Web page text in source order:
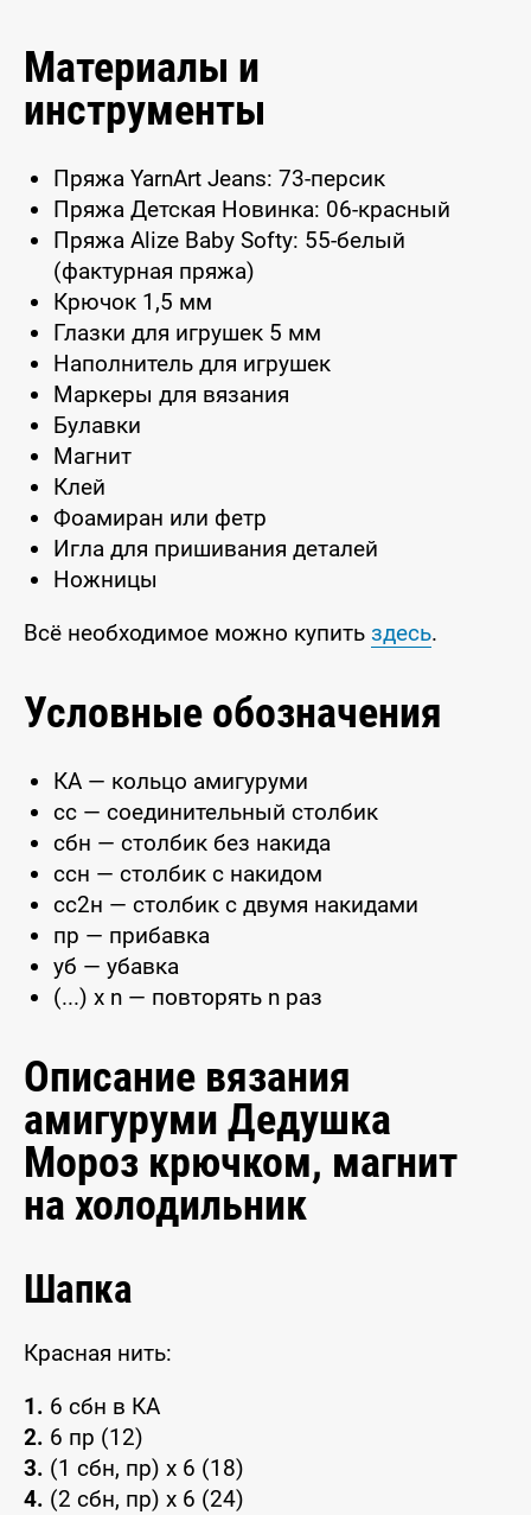
Материалы и
инструменты
Пряжа YarnArt Jeans: 73-персик
Пряжа Детская Новинка: 06-красный
Пряжа Alize Baby Softy: 55-белый
(фактурная пряжа)
Крючок 1,5 мм
Глазки для игрушек 5 мм
Наполнитель для игрушек
Маркеры для вязания
Булавки
Магнит
Клей
Фоамиран или фетр
Игла для пришивания деталей
Ножницы
Всё необходимое можно купить здесь.
Условные обозначения
КА — кольцо амигуруми
сс — соединительный столбик
сбн — столбик без накида
ссн — столбик с накидом
сс2н — столбик с двумя накидами
пр — прибавка
уб — убавка
(...) x n — повторять n раз
Описание вязания
амигуруми Дедушка
Мороз крючком, магнит
на холодильник
Шапка
Красная нить:
1. 6 сбн в КА
2. 6 пр (12)
3. (1 сбн, пр) х 6 (18)
4. (2 сбн, пр) х 6 (24)